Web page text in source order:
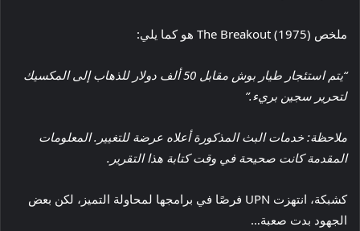
ملخص The Breakout (1975) هو كما يلي:
“يتم استئجار طيار بوش مقابل 50 ألف دولار للذهاب إلى المكسيك
لتحرير سجين بريء.”
ملاحظة: خدمات البث المذكورة أعلاه عرضة للتغيير. المعلومات
المقدمة كانت صحيحة في وقت كتابة هذا التقرير.
كشبكة، انتهزت UPN فرصًا في برامجها لمحاولة التميز، لكن بعض
الجهود بدت صعبة…